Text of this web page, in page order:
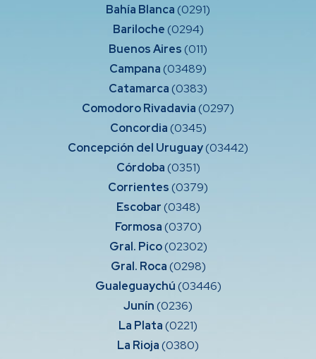
Bahía Blanca (0291)
Bariloche (0294)
Buenos Aires (011)
Campana (03489)
Catamarca (0383)
Comodoro Rivadavia(0297)
Concordia (0345)
Concepción del Uruguay(03442)
Córdoba(0351)
Corrientes(0379)
Escobar(0348)
Formosa(0370)
Gral. Pico(02302)
Gral. Roca(0298)
Gualeguaychú(03446)
Junín(0236)
La Plata(0221)
La Rioja(0380)